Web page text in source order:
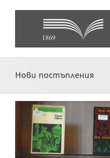
Нови постъпления